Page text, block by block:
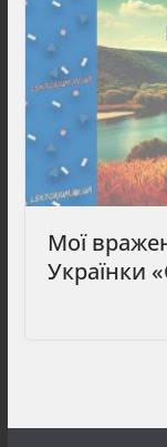
Мої
Українки